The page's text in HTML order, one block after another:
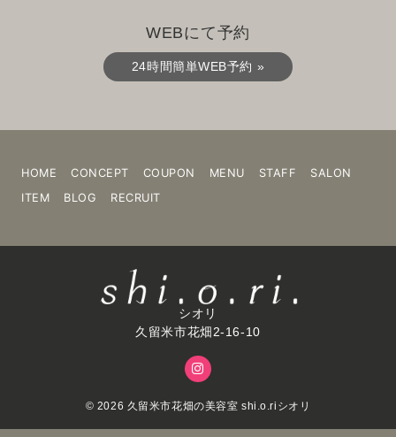
WEBにて予約
24時間簡単WEB予約 »
HOME CONCEPT COUPON MENU STAFF
SALON
ITEM
BLOG RECRUIT
シオリ
久留米市花畑2-16-10
© 2026 久留米市花畑の美容室 shi.o.riシオリ